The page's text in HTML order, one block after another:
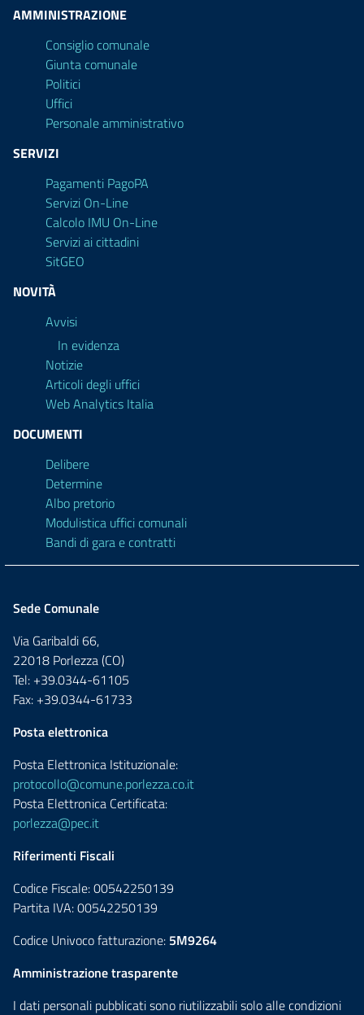
AMMINISTRAZIONE
Consiglio comunale
Giunta comunale
Politici
Uffici
Personale amministrativo
SERVIZI
Pagamenti PagoPA
Servizi On-Line
Calcolo IMU On-Line
Servizi ai cittadini
SitGEO
NOVITÀ
Avvisi
In evidenza
Notizie
Articoli degli uffici
Web Analytics Italia
DOCUMENTI
Delibere
Determine
Albo pretorio
Modulistica uffici comunali
Bandi di gara e contratti
Sede Comunale
Via Garibaldi 66,
22018 Porlezza (CO)
Tel: +39.0344-61105
Fax: +39.0344-61733
Posta elettronica
Posta Elettronica Istituzionale:
protocollo@comune.porlezza.co.it
Posta Elettronica Certificata:
porlezza@pec.it
Riferimenti Fiscali
Codice Fiscale: 00542250139
Partita IVA: 00542250139
Codice Univoco fatturazione: 5M9264
Amministrazione trasparente
I dati personali pubblicati sono riutilizzabili solo alle condizioni